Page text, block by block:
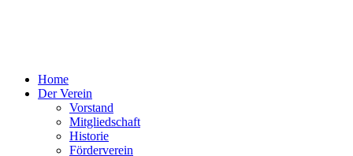
Home
Der Verein
Vorstand
Mitgliedschaft
Historie
Förderverein